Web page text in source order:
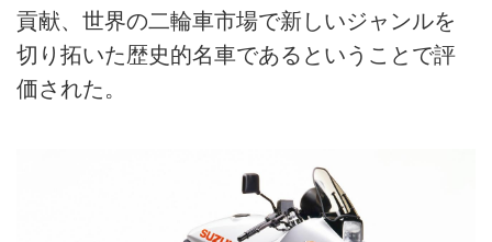
貢献、世界の二輪車市場で新しいジャンルを
切り拓いた歴史的名車であるということで評
価された。